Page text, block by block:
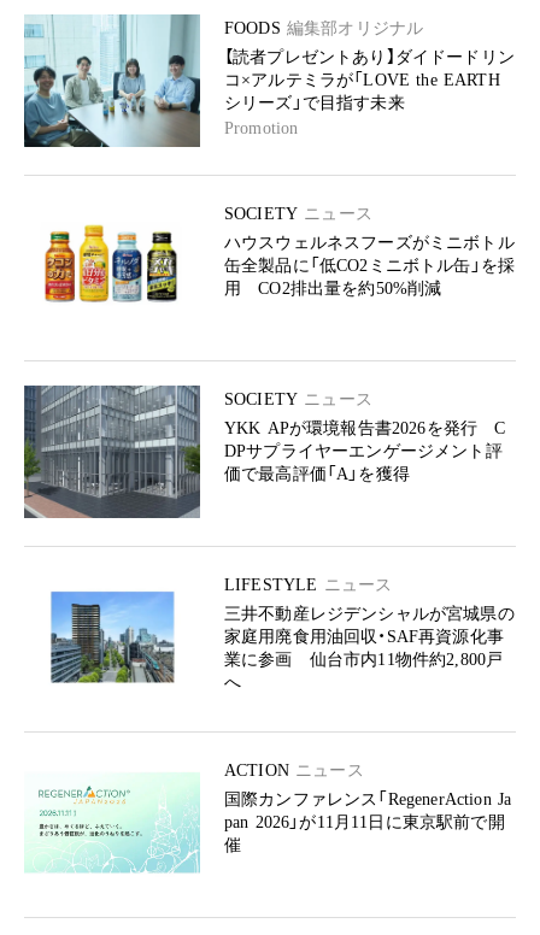
FOODS 編集部オリジナル
【読者プレゼントあり】ダイドードリン
コ×アルテミラが「LOVE the EARTH
シリーズ」で目指す未来
Promotion
SOCIETY ニュース
ハウスウェルネスフーズがミニボトル
缶全製品に「低CO2ミニボトル缶」を採
用 CO2排出量を約50%削減
SOCIETY ニュース
YKK APが環境報告書2026を発行 C
DPサプライヤーエンゲージメント評
価で最高評価「A」を獲得
LIFESTYLE
ニュース
三井不動産レジデンシャルが宮城県の
家庭用廃食用油回収・SAF再資源化事
業に参画 仙台市内11物件約2,800戸
へ
ACTION ニュース
国際カンファレンス「RegenerAction Ja
pan 2026」が11月11日に東京駅前で開
催